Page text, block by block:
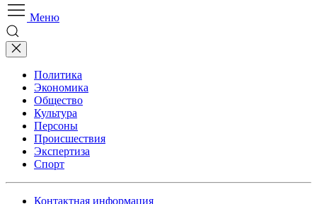
Меню
Политика
Экономика
Общество
Культура
Персоны
Происшествия
Экспертиза
Спорт
Контактная информация